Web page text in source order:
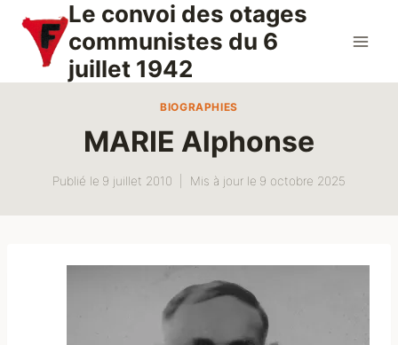
contenu
Le convoi des otages
communistes du 6
juillet 1942
BIOGRAPHIES
MARIE Alphonse
Publié le 9 juillet 2010 Mis à jour le 9 octobre 2025